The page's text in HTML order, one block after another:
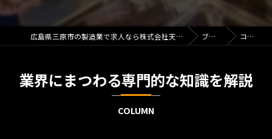
広島県三原市の製造業で求人なら株式会社天誠工業 ブログ コラム
業界にまつわる専門的な知識を解説
COLUMN